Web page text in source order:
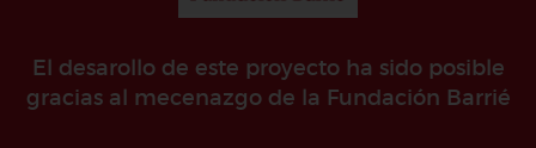
El desarollo de este proyecto ha sido posible
gracias al mecenazgo de la Fundación Barrié